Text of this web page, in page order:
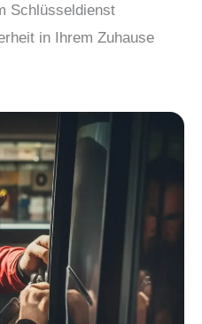
Schlüsseldienst
in Ihrem Zuhause